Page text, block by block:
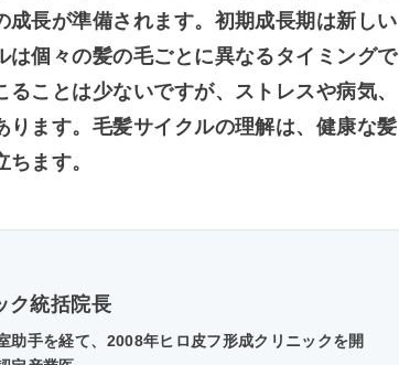
長が準備されます。初期成長期は新しい
個々の髪の毛ごとに異なるタイミングで
ことは少ないですが、ストレスや病気、
ます。毛髪サイクルの理解は、健康な髪
ます。
統括院長
手を経て、2008年ヒロ皮フ形成クリニックを開